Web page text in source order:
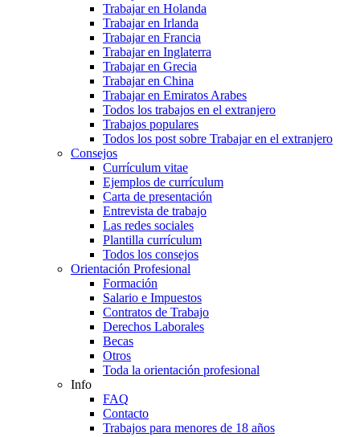
Trabajar en Holanda
Trabajar en Irlanda
Trabajar en Francia
Trabajar en Inglaterra
Trabajar en Grecia
Trabajar en China
Trabajar en Emiratos Arabes
Todos los trabajos en el extranjero
Trabajos populares
Todos los post sobre Trabajar en el extranjero
Consejos
Currículum vitae
Ejemplos de currículum
Carta de presentación
Entrevista de trabajo
Las redes sociales
Plantilla currículum
Todos los consejos
Orientación Profesional
Formación
Salario e Impuestos
Contratos de Trabajo
Derechos Laborales
Becas
Otros
Toda la orientación profesional
Info
FAQ
Contacto
Trabajos para menores de 18 años